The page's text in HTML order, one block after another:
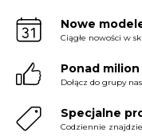
Nowe
Ciągłe nowości w
Ponad
Dołącz do grupy
Specjalne
Codziennie